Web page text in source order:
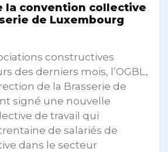
la convention collective
de Luxembourg
constructives
des derniers mois, l’OGBL,
de la Brasserie de
signé une nouvelle
de travail qui
de salariés de
dans le secteur